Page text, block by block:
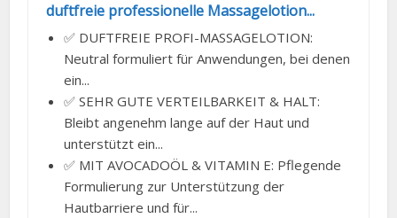
duftfreie professionelle Massagelotion...
✅ DUFTFREIE PROFI-MASSAGELOTION:
Neutral formuliert für Anwendungen, bei denen
ein...
✅ SEHR GUTE VERTEILBARKEIT & HALT:
Bleibt angenehm lange auf der Haut und
unterstützt ein...
✅ MIT AVOCADOÖL & VITAMIN E: Pflegende
Formulierung zur Unterstützung der
Hautbarriere und für...